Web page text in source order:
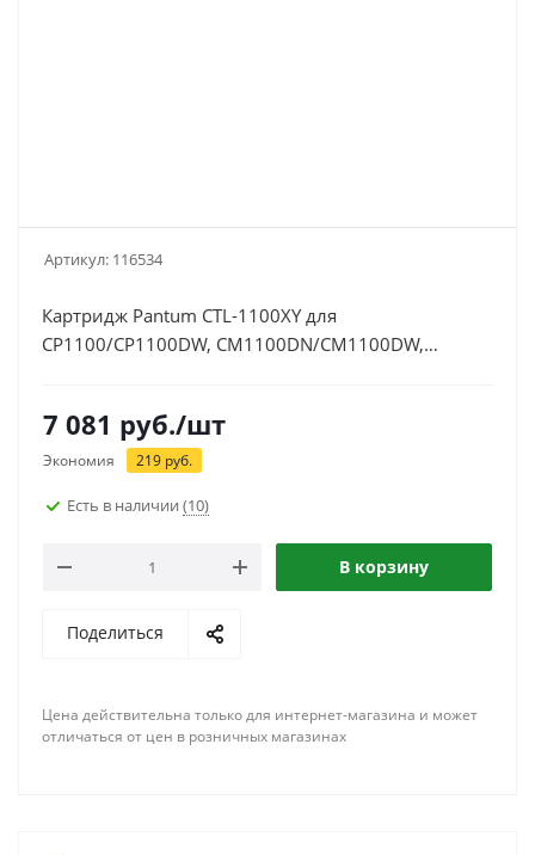
Артикул: 116534
Картридж Pantum CTL-1100XY для
CP1100/CP1100DW, CM1100DN/CM1100DW,
7 081 руб./шт
Экономия 219 руб.
Есть в наличии (10)
В корзину
Поделиться
Цена действительна только для интернет-магазина и может
отличаться от цен в розничных магазинах